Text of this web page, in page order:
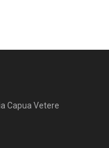
Capua Vetere